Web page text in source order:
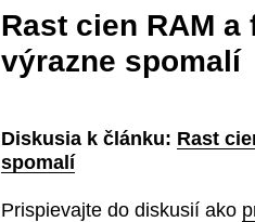
Rast cien RAM
výrazne spomalí
Diskusia k článku: Rast
spomalí
Prispievajte do diskusií ako